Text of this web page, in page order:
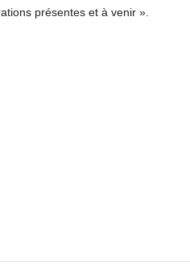
présentes et à venir ».